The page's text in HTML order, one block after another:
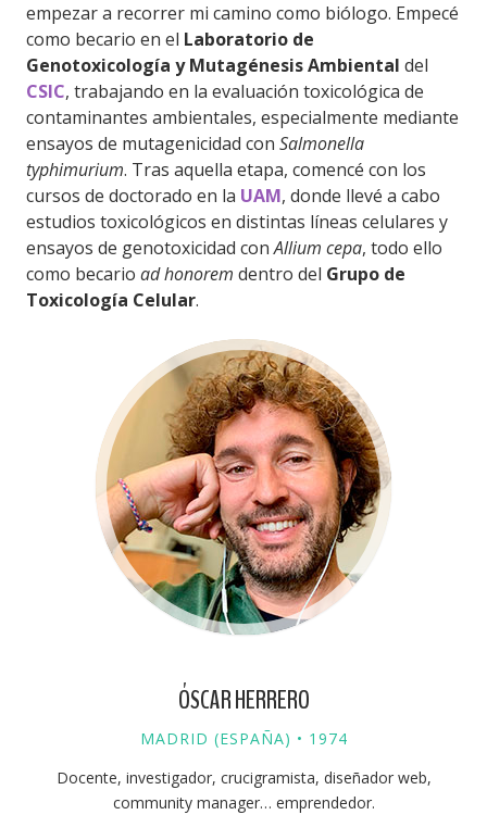
empezar a recorrer mi camino como biólogo. Empecé
como becario en el Laboratorio de
Genotoxicología y Mutagénesis Ambiental del
CSIC, trabajando en la evaluación toxicológica de
contaminantes ambientales, especialmente mediante
ensayos de mutagenicidad con Salmonella
typhimurium. Tras aquella etapa, comencé con los
cursos de doctorado en la UAM, donde llevé a cabo
estudios toxicológicos en distintas líneas celulares y
ensayos de genotoxicidad conAllium cepa, todo ello
como becario ad honorem dentro del Grupo de
Toxicología Celular.
ÓSCAR HERRERO
MADRID (ESPAÑA) • 1974
Docente, investigador, crucigramista, diseñador web,
community manager… emprendedor.